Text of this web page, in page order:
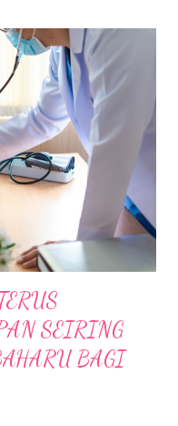
JAYA Eratkan
rakan anda di Sunway
Krismas Lion tahun ini
dipenuhi dengan tumbuh-
bercahaya, rama-rama
Dalam usaha
telah dibuat daripada
SEIRING
BAGI